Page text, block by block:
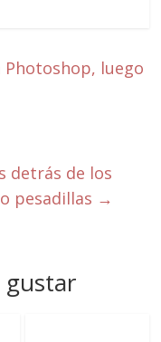
Photoshop, luego
detrás de los
pesadillas →
gustar